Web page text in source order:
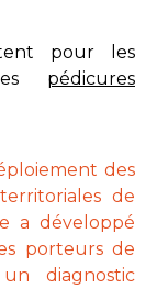
pour les
pédicures
des
de
a développé
porteurs de
diagnostic